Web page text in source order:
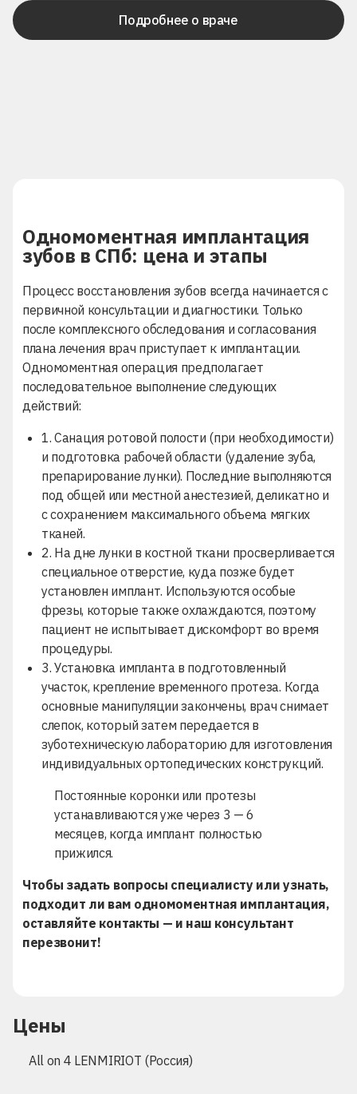
Подробнее о враче
Одномоментная имплантация
зубов в СПб: цена и этапы
Процесс восстановления зубов всегда начинается с
первичной консультации и диагностики. Только
после комплексного обследования и согласования
плана лечения врач приступает к имплантации.
Одномоментная операция предполагает
последовательное выполнение следующих
действий:
1. Санация ротовой полости (при необходимости)
и подготовка рабочей области (удаление зуба,
препарирование лунки). Последние выполняются
под общей или местной анестезией, деликатно и
с сохранением максимального объема мягких
тканей.
2. На дне лунки в костной ткани просверливается
специальное отверстие, куда позже будет
установлен имплант. Используются особые
фрезы, которые также охлаждаются, поэтому
пациент не испытывает дискомфорт во время
процедуры.
3. Установка импланта в подготовленный
участок, крепление временного протеза. Когда
основные манипуляции закончены, врач снимает
слепок, который затем передается в
зуботехническую лабораторию для изготовления
индивидуальных ортопедических конструкций.
Постоянные коронки или протезы
устанавливаются уже через 3 — 6
месяцев, когда имплант полностью
прижился.
Чтобы задать вопросы специалисту или узнать,
подходит ли вам одномоментная имплантация,
оставляйте контакты — и наш консультант
перезвонит!
Цены
All on 4 LENMIRIOT (Россия)